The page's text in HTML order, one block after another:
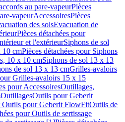
au pare-vapeurPièces
vapeurAccessoiresPièces
des solsEvacuation de
Pièces détachées pour
et l'extérieurSiphons de sol
10 cmPièces détachées pour Siphons
10 x 10 cmSiphons de sol 13 x 13
de sol 13 x 13 cmGrilles-avaloirs
Grilles-avaloirs 15 x 15
pour AccessoiresOutillages,
OutillagesOutils pour Geberit
Outils pour Geberit FlowFitOutils de
pour Outils de sertissage